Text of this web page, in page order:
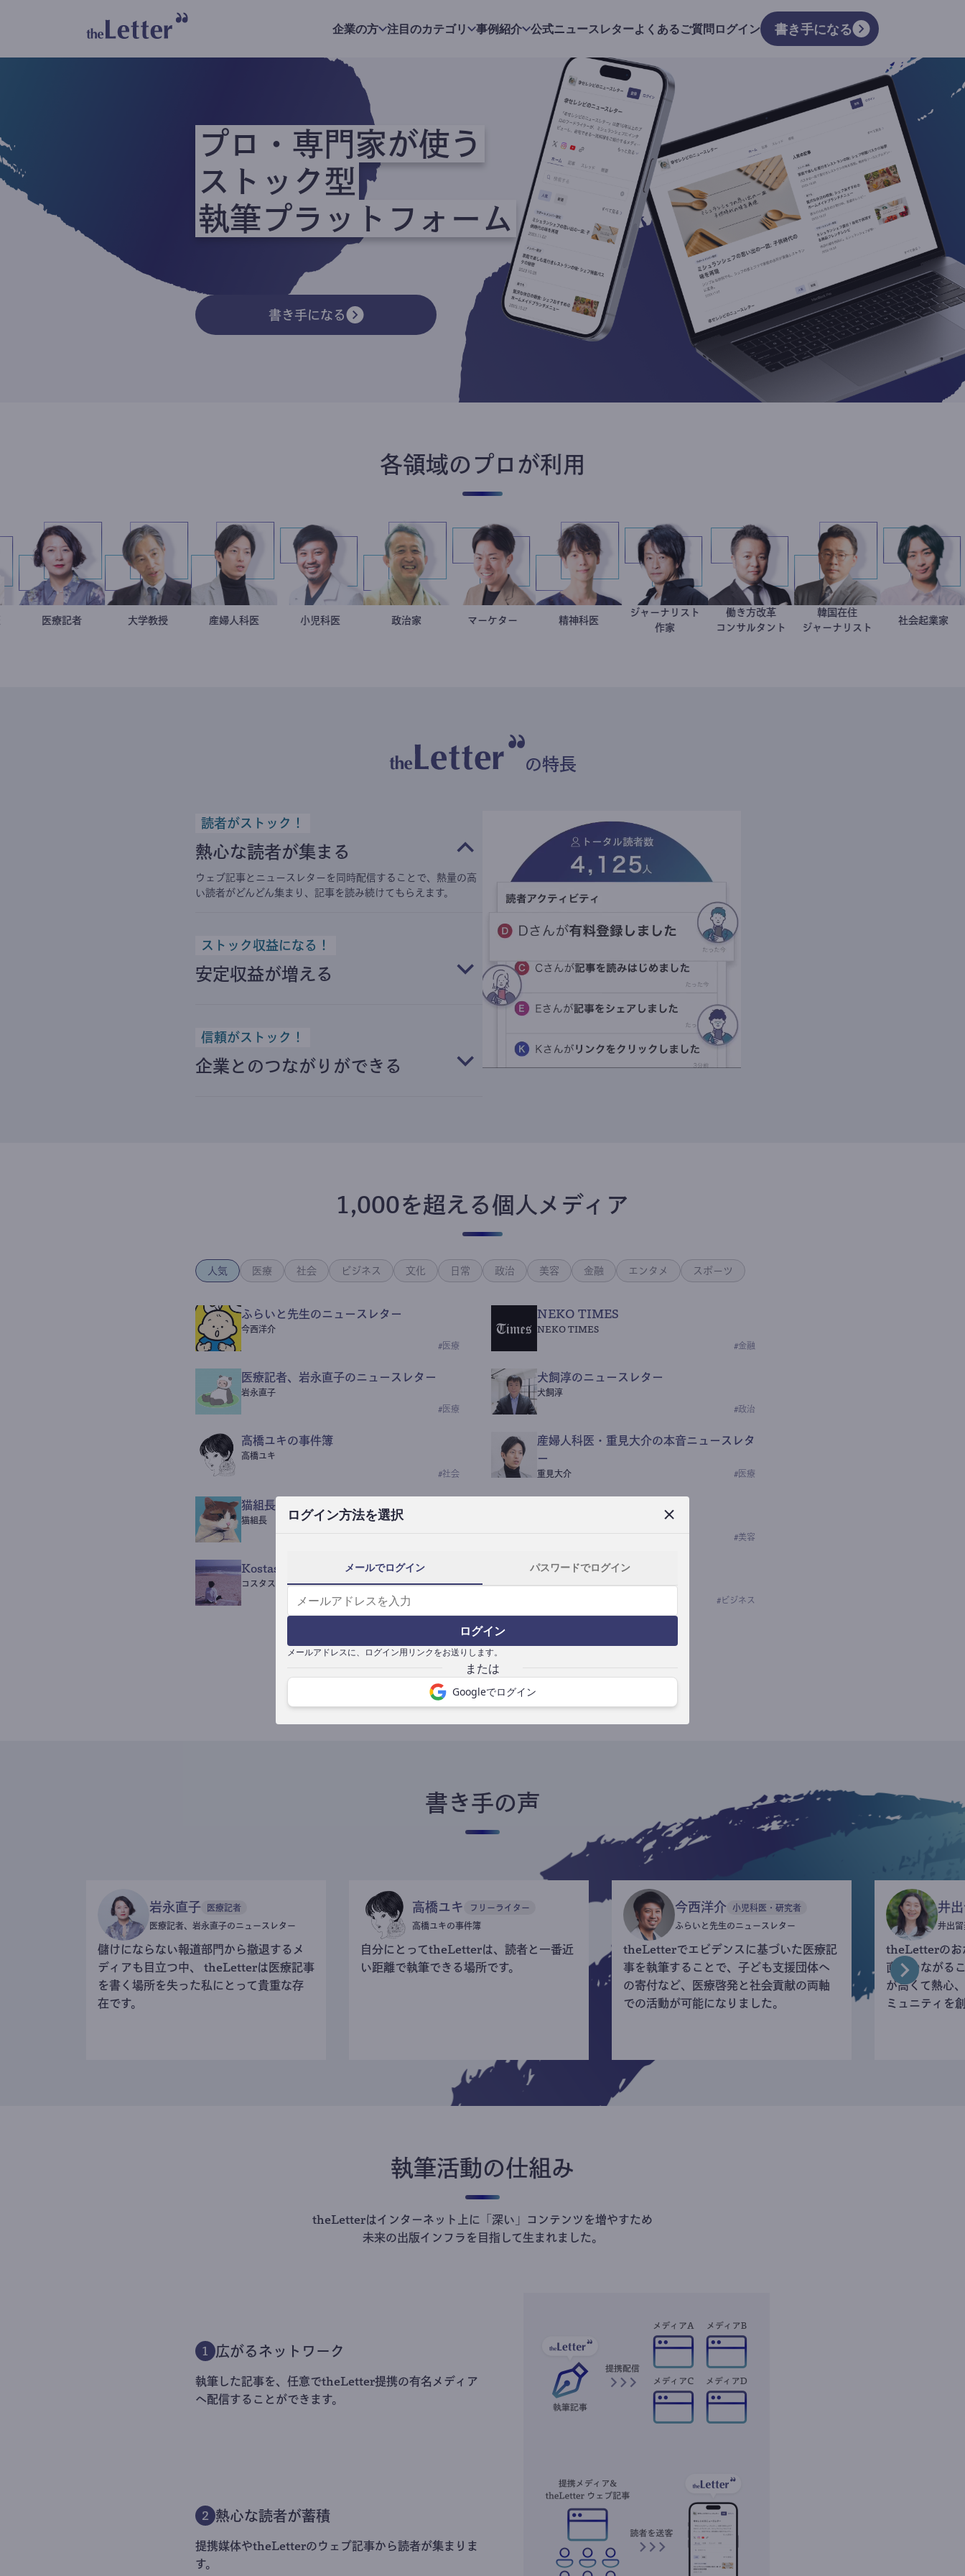
ログイン方法を選択
メールでログイン パスワードでログイン
ログイン
メールアドレスに、ログイン用リンクをお送りします。
Googleでログイン
企業の方 注目のカテゴリ 事例紹介 公式ニュースレターよくあるご質問ログイン 書き手になる
プロ・専門家が使う
ストック型
執筆プラットフォーム
書き手になる
各領域のプロが利用
岩永直子
医療記者 加藤忠史
大学教授 重見大介
産婦人科医 今西洋介
小児科医 室谷良平
マーケター 藤野智哉
精神科医 鈴木エイト
ジャーナリスト
新田龍
働き方改革
コンサルタント
韓国在住
ジャーナリスト
駒崎
社会
の特長
読者がストック！
熱心な読者が集まる
ウェブ記事とニュースレターを同時配信することで、熱量の高
い読者がどんどん集まり、記事を読み続けてもらえます。
ストック収益になる！
安定収益が増える
信頼がストック！
企業とのつながりができる
1,000を超える個人メディア
人気 医療 社会 ビジネス 文化 日常 政治 美容 金融 エンタメ スポーツ
ふらいと先生のニュースレター
今西洋介
# 医療
NEKO TIMES
NEKO TIMES
#金融
医療記者、岩永直子のニュースレター
岩永直子
# 医療
犬飼淳のニュースレター
犬飼淳
#政治
高橋ユキの事件簿
高橋ユキ
#社会
産婦人科医・重見大介の本音ニュースレタ
ー
重見大介 # 医療
猫組長POST
猫組長
なつなつ（化粧品・皮膚科学の研究者）
#美容
Kostas Beauty News
コスタス
ｺｯｶﾗSaaS
# ビジネス
書き手になる
書き手の声
岩永直子 医療記者
医療記者、岩永直子のニュースレター
儲けにならない報道部門から撤退するメ
ディアも目立つ中、 theLetterは医療記事
を書く場所を失った私にとって貴重な存
在です。
高橋ユキ フリーライター
高橋ユキの事件簿
自分にとってtheLetterは、読者と一番近
い距離で執筆できる場所です。
今西洋介 小児科医・研究者
ふらいと先生のニュースレター
theLetterでエビデンスに基づいた医療記
事を執筆することで、子ども支援団体へ
の寄付など、医療啓発と社会貢献の両軸
での活動が可能になりました。
井
井出
theLetterのお
直接つながる
が高くて熱心
ミュニティを
執筆活動の仕組み
theLetterはインターネット上に「深い」コンテンツを増やすため
未来の出版インフラを目指して生まれました。
1 広がるネットワーク
執筆した記事を、任意でtheLetter提携の有名メディア
へ配信することができます。
2 熱心な読者が蓄積
提携媒体やtheLetterのウェブ記事から読者が集まりま
す。